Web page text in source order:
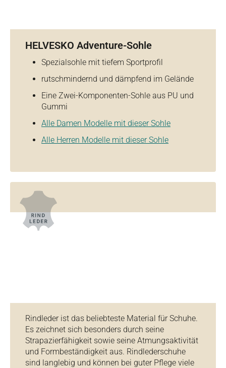
HELVESKO Adventure-Sohle
Spezialsohle mit tiefem Sportprofil
rutschmindernd und dämpfend im Gelände
Eine Zwei-Komponenten-Sohle aus PU und
Gummi
Alle Damen Modelle mit dieser Sohle
Alle Herren Modelle mit dieser Sohle
Rindleder ist das beliebteste Material für Schuhe.
Es zeichnet sich besonders durch seine
Strapazierfähigkeit sowie seine Atmungsaktivität
und Formbeständigkeit aus. Rindlederschuhe
sind langlebig und können bei guter Pflege viele